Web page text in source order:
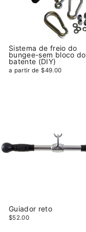
Sistema de freio do
bungee-sem bloco do
batente (DIY)
a partir de $49.00
Guiador reto
$52.00